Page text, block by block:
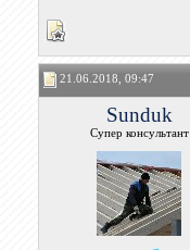
21.06.2018, 09:47
Sunduk
Супер консультант